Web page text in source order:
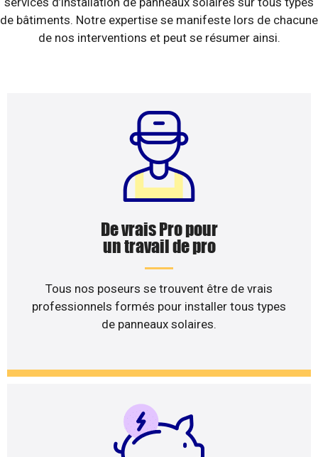
de bâtiments. Notre expertise se manifeste lors de chacune
de nos interventions et peut se résumer ainsi.
De vrais Pro pour
un travail de pro
Tous nos poseurs se trouvent être de vrais
professionnels formés pour installer tous types
de panneaux solaires.